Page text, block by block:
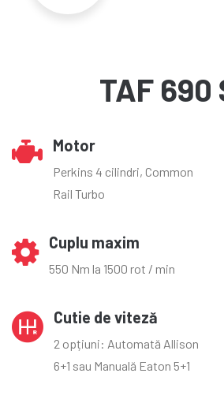
TAF 690
Motor
Perkins 4 cilindri, Common
Rail Turbo
Cuplu maxim
550 Nm la 1500 rot / min
Cutie de viteză
2 opțiuni: Automată Allison
6+1 sau Manuală Eaton 5+1